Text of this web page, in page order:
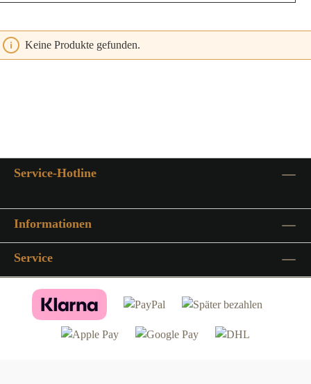
Keine Produkte gefunden.
Service-Hotline
Informationen
Service